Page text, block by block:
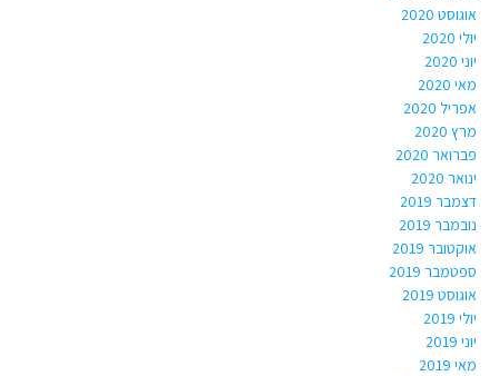
אוגוסט 2020
יולי 2020
יוני 2020
מאי 2020
אפריל 2020
מרץ 2020
פברואר 2020
ינואר 2020
דצמבר 2019
נובמבר 2019
אוקטובר 2019
ספטמבר 2019
אוגוסט 2019
יולי 2019
יוני 2019
מאי 2019